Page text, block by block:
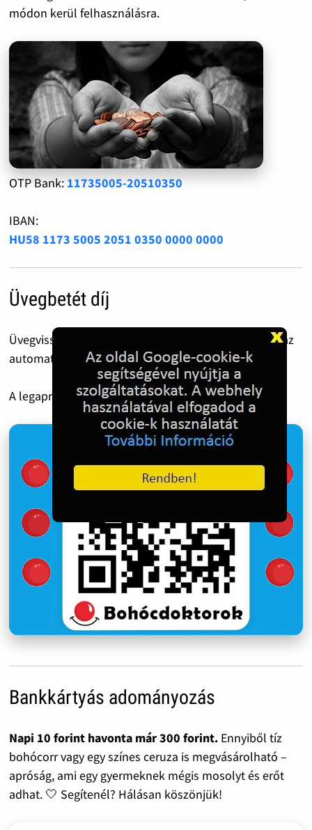
módon kerül felhasználásra.
OTP Bank: 11735005-20510350
IBAN:
HU58 1173 5005 2051 0350 0000 0000
Üvegbetét díj
Üvegvisszaváltás előtt ezt a QR kódot csippantsd le az
automatánál.
A legapróbb 50 Forint is óriási segítség!
Bankkártyás adományozás
Napi 10 forint havonta már 300 forint.Ennyiből tíz
bohócorr vagy egy színes ceruza is megvásárolható –
apróság, ami egy gyermeknek mégis mosolyt és erőt
adhat. 🤍 Segítenél? Hálásan köszönjük!